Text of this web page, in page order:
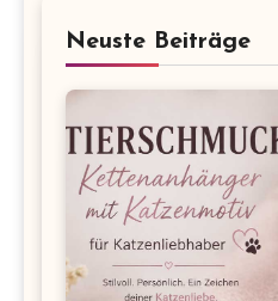
Neuste Beiträge